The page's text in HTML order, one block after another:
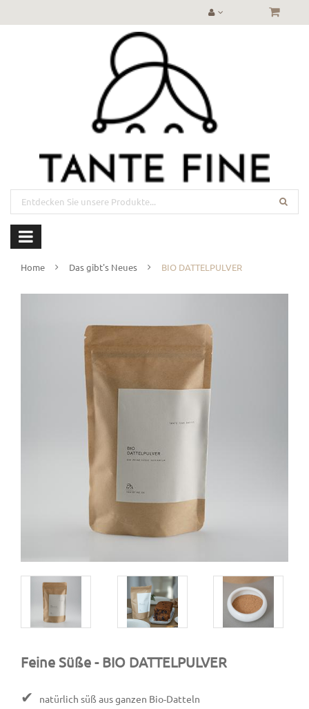
Home Das gibt's Neues BIO DATTELPULVER
Feine Süße - BIO DATTELPULVER
✔ natürlich süß aus ganzen Bio-Datteln